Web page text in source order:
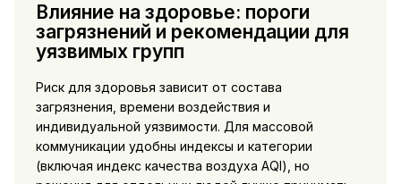
Влияние на здоровье: пороги
загрязнений и рекомендации для
уязвимых групп
Риск для здоровья зависит от состава
загрязнения, времени воздействия и
индивидуальной уязвимости. Для массовой
коммуникации удобны индексы и категории
(включая индекс качества воздуха AQI), но